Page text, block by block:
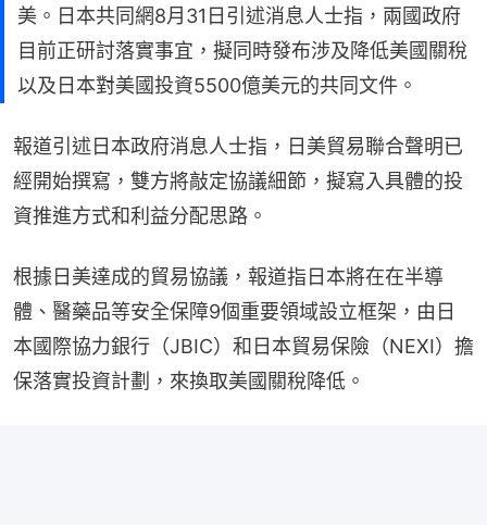
美。日本共同網8月31日引述消息人士指，兩國政府
目前正研討落實事宜，擬同時發布涉及降低美國關稅
以及日本對美國投資5500億美元的共同文件。
報道引述日本政府消息人士指，日美貿易聯合聲明已
經開始撰寫，雙方將敲定協議細節，擬寫入具體的投
資推進方式和利益分配思路。
根據日美達成的貿易協議，報道指日本將在在半導
體、醫藥品等安全保障9個重要領域設立框架，由日
本國際協力銀行（JBIC）和日本貿易保險（NEXI）擔
保落實投資計劃，來換取美國關稅降低。